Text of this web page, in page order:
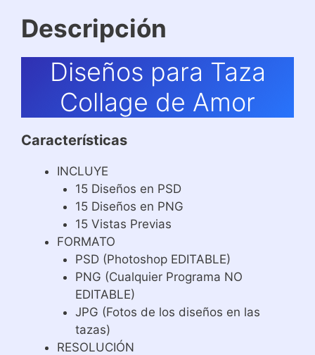
Descripción
Diseños para Taza
Collage de Amor
Características
INCLUYE
15 Diseños en PSD
15 Diseños en PNG
15 Vistas Previas
FORMATO
PSD (Photoshop EDITABLE)
PNG (Cualquier Programa NO
EDITABLE)
JPG (Fotos de los diseños en las
tazas)
RESOLUCIÓN